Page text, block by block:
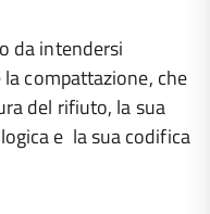
da intendersi
compattazione, che
del rifiuto, la sua
e la sua codifica